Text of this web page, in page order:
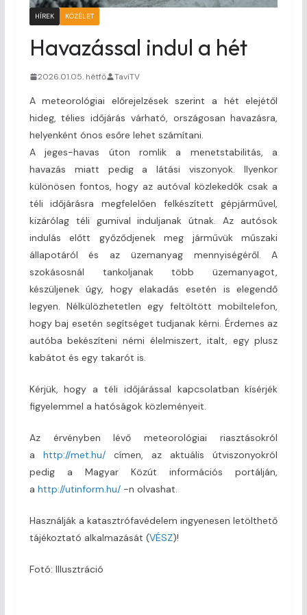
HÍREK KÖZÉLET
Havazással indul a hét
2026.01.05. hétfő TaviTV
A meteorológiai előrejelzések szerint a hét elejétől
hideg, télies időjárás várható, országosan havazásra,
helyenként ónos esőre lehet számítani.
A jeges-havas úton romlik a menetstabilitás, a
havazás miatt pedig a látási viszonyok. Ilyenkor
különösen fontos, hogy az autóval közlekedők csak a
téli időjárásra megfelelően felkészített gépjárművel,
kizárólag téli gumival induljanak útnak. Az autósok
indulás előtt győződjenek meg járművük műszaki
állapotáról és az üzemanyag mennyiségéről. A
szokásosnál tankoljanak több üzemanyagot,
készüljenek úgy, hogy elakadás esetén is elegendő
legyen. Nélkülözhetetlen egy feltöltött mobiltelefon,
hogy baj esetén segítséget tudjanak kérni. Érdemes az
autóba bekészíteni némi élelmiszert, italt, egy plusz
kabátot és egy takarót is.
Kérjük, hogy a téli időjárással kapcsolatban kísérjék
figyelemmel a hatóságok közleményeit.
Az érvényben lévő meteorológiai riasztásokról
a http://met.hu/címen, az aktuális útviszonyokról
pedig a Magyar Közút információs portálján,
a http://utinform.hu/-n olvashat.
Használják a katasztrófavédelem ingyenesen letölthető
tájékoztató alkalmazását (VÉSZ)!
Fotó: Illusztráció